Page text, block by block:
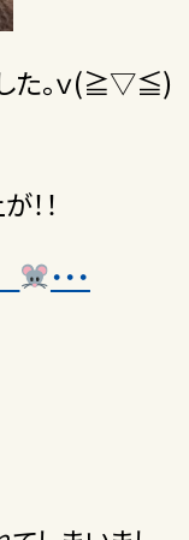
た。ｖ(≧▽≦)
！！
・・・